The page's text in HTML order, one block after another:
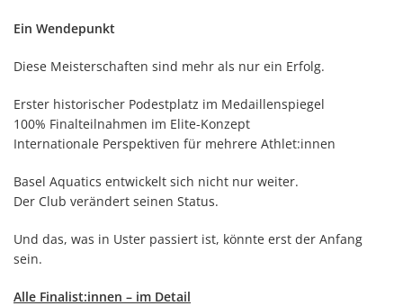
Ein Wendepunkt
Diese Meisterschaften sind mehr als nur ein Erfolg.
Erster historischer Podestplatz im Medaillenspiegel
100% Finalteilnahmen im Elite-Konzept
Internationale Perspektiven für mehrere Athlet:innen
Basel Aquatics entwickelt sich nicht nur weiter.
Der Club verändert seinen Status.
Und das, was in Uster passiert ist, könnte erst der Anfang
sein.
Alle Finalist:innen – im Detail